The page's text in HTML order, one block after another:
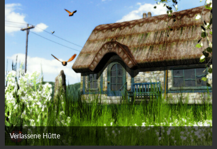
Verlassene Hütte
24. März 2009